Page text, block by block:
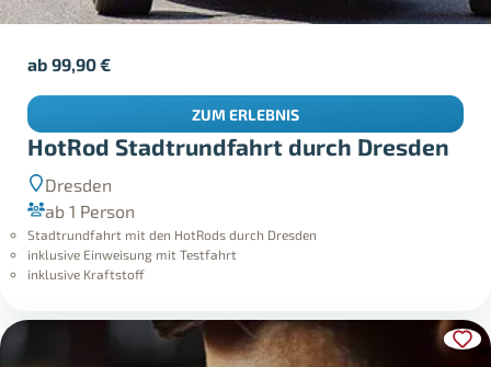
HotRod Stadtrundfahrt durch Dresden
Dresden
ab 1 Person
Stadtrundfahrt mit den HotRods durch Dresden
inklusive Einweisung mit Testfahrt
inklusive Kraftstoff
ab99,90€
ZUM ERLEBNIS